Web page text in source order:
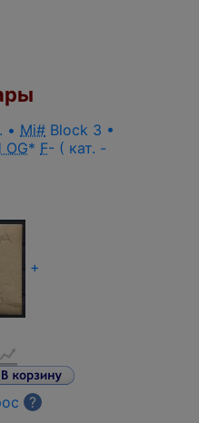
• Mi# Block 3 •
OG* F- ( кат. -
+
?